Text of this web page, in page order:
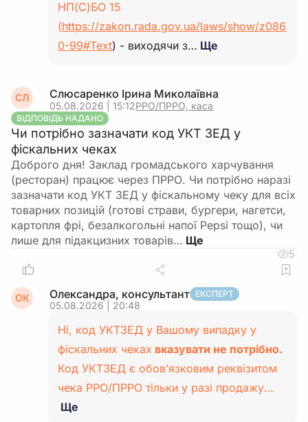
НП(С)БО 15
(https://zakon.rada.gov.ua/laws/show/z086
0-99#Text) - виходячи з… Ще
СЛ Слюсаренко Ірина Миколаївна
05.08.2026 | 15:12РРО/ПРРО, каса
ВІДПОВІДЬ НАДАНО
Чи потрібно зазначати код УКТ ЗЕД у
фіскальних чеках
Доброго дня! Заклад громадського харчування
(ресторан) працює через ПРРО. Чи потрібно наразі
зазначати код УКТ ЗЕД у фіскальному чеку для всіх
товарних позицій (готові страви, бургери, нагетси,
картопля фрі, безалкогольні напої Pepsi тощо), чи
лише для підакцизних товарів…
5
ОК Олександра, консультант ЕКСПЕРТ
05.08.2026 | 20:48
Ні, код УКТЗЕД у Вашому випадку у
фіскальних чеках вказувати не потрібно.
Код УКТЗЕД є обов’язковим реквізитом
чека РРО/ПРРО тільки у разі продажу…
Ще